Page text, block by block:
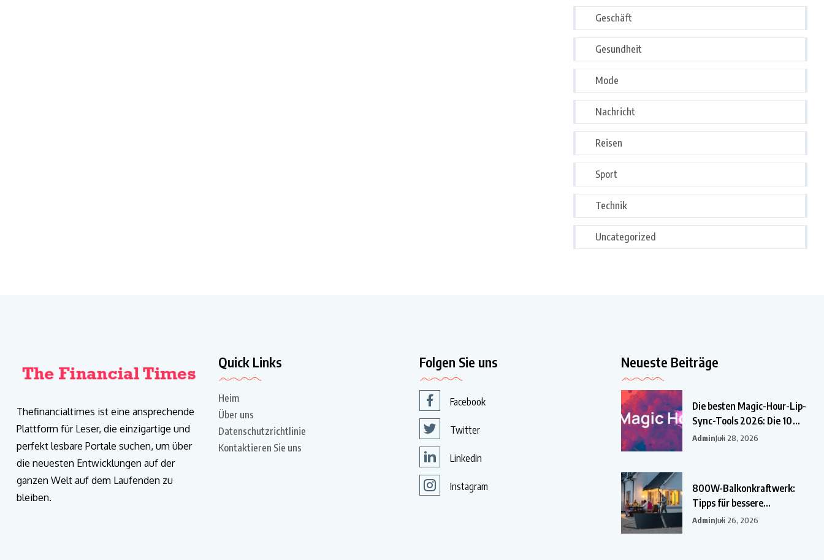
Geschäft
Gesundheit
Mode
Nachricht
Reisen
Sport
Technik
Uncategorized
Thefinancialtimes ist eine ansprechende
Plattform für Leser, die einzigartige und
perfekt lesbare Portale suchen, um über
die neuesten Entwicklungen auf der
ganzen Welt auf dem Laufenden zu
bleiben.
Quick Links
Heim
Über uns
Datenschutzrichtlinie
Kontaktieren Sie uns
Folgen Sie uns
Facebook
Twitter
Linkedin
Instagram
Neueste Beiträge
Die besten Magic-Hour-Lip-
Sync-Tools 2026: Die 10
besten
AdminJuli 28, 2026
800W-Balkonkraftwerk:
Tipps für bessere
Einsparungen
AdminJuli 26, 2026